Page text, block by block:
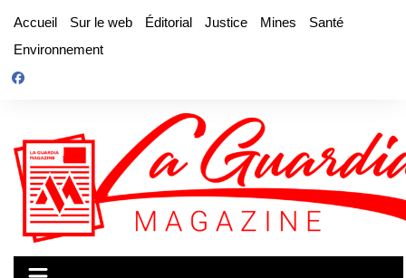
contenu
Accueil Sur le web Éditorial Justice Mines
Santé
Environnement